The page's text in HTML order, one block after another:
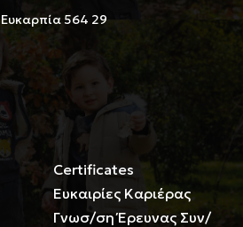
564 29
Certificates
Ευκαιρίες Καριέρας
Γνωσ/ση Έρευνας Συν/